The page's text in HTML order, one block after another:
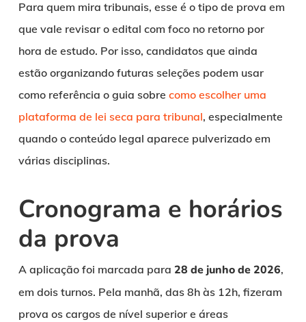
Para quem mira tribunais, esse é o tipo de prova em
que vale revisar o edital com foco no retorno por
hora de estudo. Por isso, candidatos que ainda
estão organizando futuras seleções podem usar
como referência o guia sobre como escolher uma
plataforma de lei seca para tribunal, especialmente
quando o conteúdo legal aparece pulverizado em
várias disciplinas.
Cronograma e horários
da prova
A aplicação foi marcada para 28 de junho de 2026,
em dois turnos. Pela manhã, das 8h às 12h, fizeram
prova os cargos de nível superior e áreas